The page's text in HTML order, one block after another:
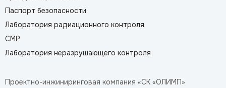
Паспорт безопасности
Лаборатория радиационного контроля
СМР
Лаборатория неразрушающего контроля
Проектно-инжиниринговая компания «СК «ОЛИМП»